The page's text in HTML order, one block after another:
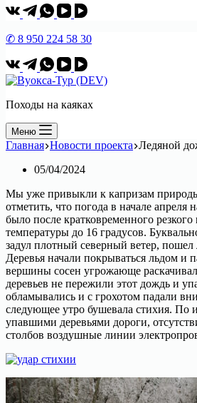
✆ 8 950 224 58 30
Походы на каяках
Меню
Главная Новости проекта Ледяной
05/04/2024
Мы уже привыкли к капризам
отметить, что погода в начале апреля
было после кратковременного
температуры до 16 градусов.
задул плотный северный ветер, пошел
Деревья начали покрываться льдом и
вершины сосен угрожающе
деревьев не пережили этот дождь и
обламывались и с грохотом падали
следующее утро бушевала стихия. По
упавшими деревьями дороги,
столбов воздушные линии